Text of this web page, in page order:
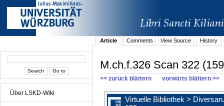
Über LSKD-Wiki
Article Comments View Source History
M.ch.f.326 Scan 322
<< zurück blättern vorwärts blättern >>